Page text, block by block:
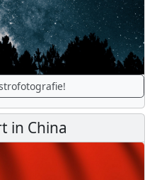
in China